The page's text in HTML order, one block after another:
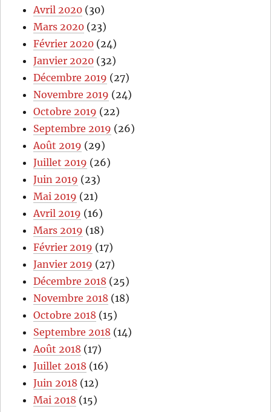
Avril 2020 (30)
Mars 2020 (23)
Février 2020 (24)
Janvier 2020 (32)
Décembre 2019 (27)
Novembre 2019 (24)
Octobre 2019 (22)
Septembre 2019 (26)
Août 2019 (29)
Juillet 2019 (26)
Juin 2019 (23)
Mai 2019 (21)
Avril 2019 (16)
Mars 2019 (18)
Février 2019 (17)
Janvier 2019 (27)
Décembre 2018 (25)
Novembre 2018 (18)
Octobre 2018 (15)
Septembre 2018 (14)
Août 2018 (17)
Juillet 2018 (16)
Juin 2018 (12)
Mai 2018 (15)